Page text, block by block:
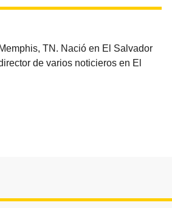
TN. Nació en El Salvador
de varios noticieros en El